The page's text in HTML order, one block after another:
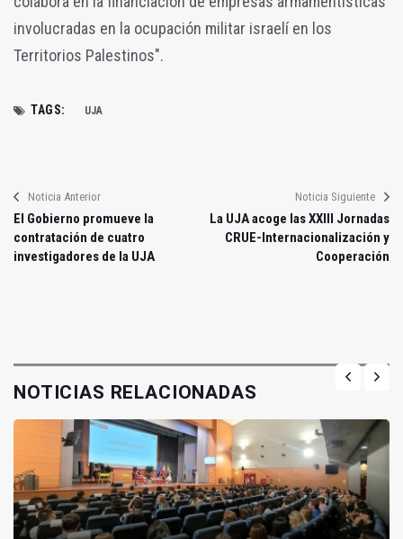
involucradas en la ocupación militar israelí en los
Territorios Palestinos".
TAGS: UJA
Noticia Anterior
El Gobierno promueve la
contratación de cuatro
investigadores de la UJA
Noticia Siguiente
La UJA acoge las XXIII Jornadas
CRUE-Internacionalización y
Cooperación
NOTICIAS RELACIONADAS